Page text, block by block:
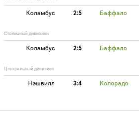
Коламбус 2:5 Баффало
Столичный дивизион
Коламбус 2:5 Баффало
Центральный дивизион
Нэшвилл 3:4 Колорадо